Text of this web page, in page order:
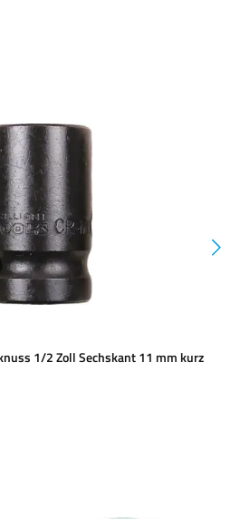
1/2 Zoll Sechskant 11 mm kurz